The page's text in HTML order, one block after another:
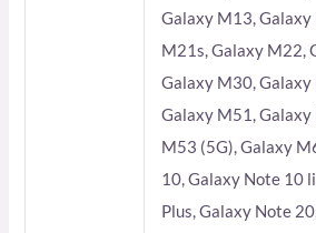
Galaxy M13,
M21s, Galaxy M22,
Galaxy M30,
Galaxy M51,
M53 (5G), Galaxy
10, Galaxy Note 10
Plus, Galaxy Note